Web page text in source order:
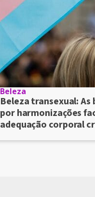
Beleza
Beleza transexual: As
por harmonizações
adequação corporal